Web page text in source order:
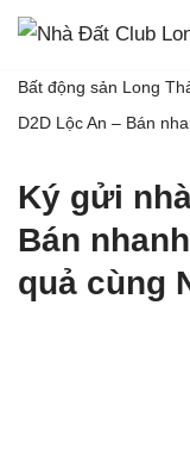
Bất động sản Long
D2D Lộc An – Bán
Ký gửi
Bán
quả cùng